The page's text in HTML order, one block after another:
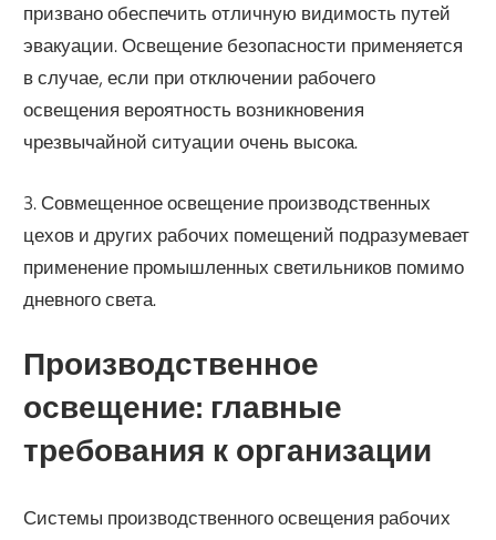
призвано обеспечить отличную видимость путей
эвакуации. Освещение безопасности применяется
в случае, если при отключении рабочего
освещения вероятность возникновения
чрезвычайной ситуации очень высока.
3. Совмещенное освещение производственных
цехов и других рабочих помещений подразумевает
применение промышленных светильников помимо
дневного света.
Производственное
освещение: главные
требования к организации
Системы производственного освещения рабочих